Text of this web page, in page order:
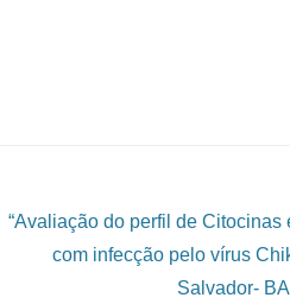
“Avaliação do perfil de Citocinas
com infecção pelo vírus
Salvador-